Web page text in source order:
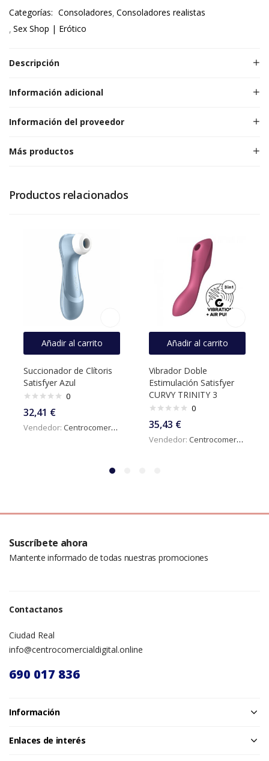
Categorías: Consoladores Consoladores realistas
Sex Shop | Erótico
Descripción
Información adicional
Información del proveedor
Más productos
Productos relacionados
Añadir al carrito
Succionador de Clítoris
Satisfyer Azul
0
32,41 €
Vendedor: Centrocomercialdigital
Añadir al carrito
Vibrador Doble
Estimulación Satisfyer
CURVY TRINITY 3
0
35,43 €
Vendedor: Centrocomercialdigital
Suscríbete ahora
Mantente informado de todas nuestras promociones
Contactanos
Ciudad Real
info@centrocomercialdigital.online
690 017 836
Información
Enlaces de interés